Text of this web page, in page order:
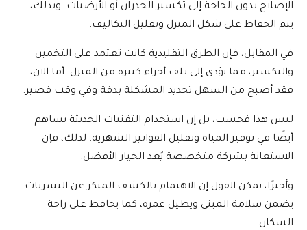
الإصلاح بدون الحاجة إلى تكسير الجدران أو الأرضيات. وبذلك،
يتم الحفاظ على شكل المنزل وتقليل التكاليف.
في المقابل، فإن الطرق التقليدية كانت تعتمد على التخمين
والتكسير، مما يؤدي إلى تلف أجزاء كبيرة من المنزل. أما الآن،
فقد أصبح من السهل تحديد المشكلة بدقة وفي وقت قصير.
ليس هذا فحسب، بل إن استخدام التقنيات الحديثة يساهم
أيضًا في توفير المياه وتقليل الفواتير الشهرية. لذلك، فإن
الاستعانة بشركة متخصصة يُعد الخيار الأفضل.
وأخيرًا، يمكن القول إن الاهتمام بالكشف المبكر عن التسربات
يضمن سلامة المبنى ويطيل عمره، كما يحافظ على راحة
السكان.